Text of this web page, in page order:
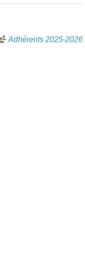
Adhérents 2025-2026